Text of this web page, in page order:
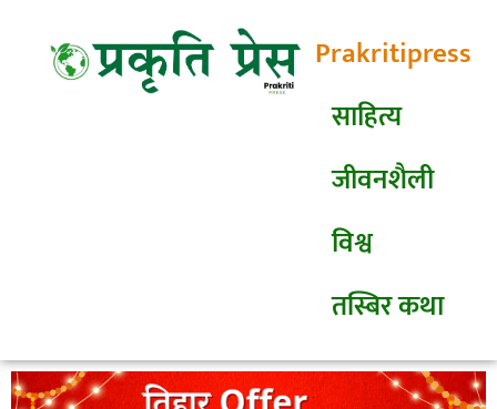
Prakritipress
साहित्य
जीवनशैली
विश्व
तस्बिर कथा